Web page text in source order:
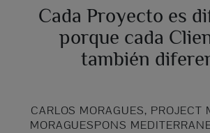
Cada Proyecto es
porque cada
también
CARLOS MORAGUES, PROJECT
MORAGUESPONS